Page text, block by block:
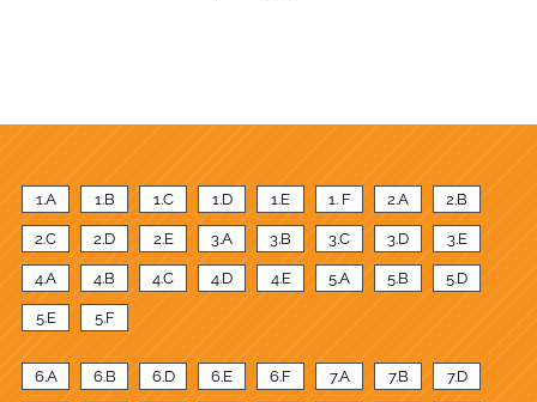
1.A 1.B 1.C 1.D 1.E 1. F 2.A 2.B
2.C 2.D 2.E 3.A 3.B 3.C 3.D 3.E
4.A 4.B 4.C 4.D 4.E 5.A 5.B 5.D
5.E 5.F
6.A 6.B 6.D 6.E 6.F 7.A 7.B 7.D